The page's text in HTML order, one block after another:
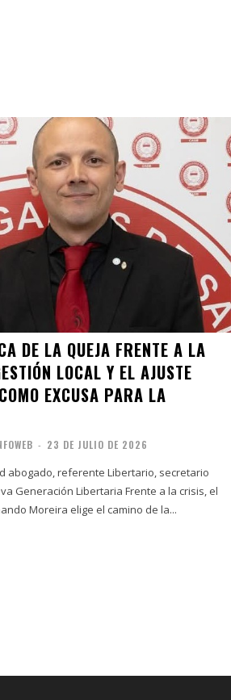
DE LA QUEJA FRENTE A LA
LOCAL Y EL AJUSTE
EXCUSA PARA LA
- 23 DE JULIO DE 2026
abogado, referente Libertario, secretario
Libertaria Frente a la crisis, el
Moreira elige el camino de la...